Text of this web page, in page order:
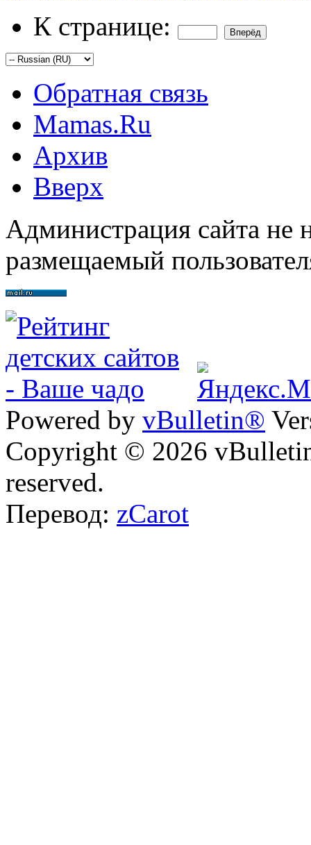
К странице:
Обратная связь
Mamas.Ru
Архив
Вверх
Администрация сайта не
размещаемый
Powered by vBulletin®
Copyright © 2026
reserved.
Перевод: zCarot